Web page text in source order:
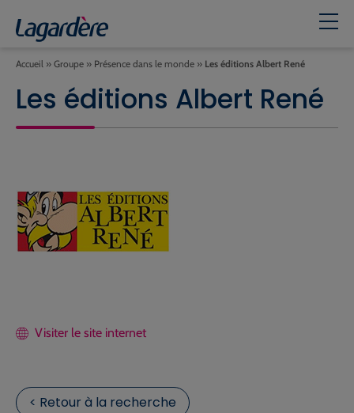
Accueil » Groupe » Présence dans le monde » Les éditions Albert René
Les éditions Albert René
Visiter le site internet
< Retour à la recherche